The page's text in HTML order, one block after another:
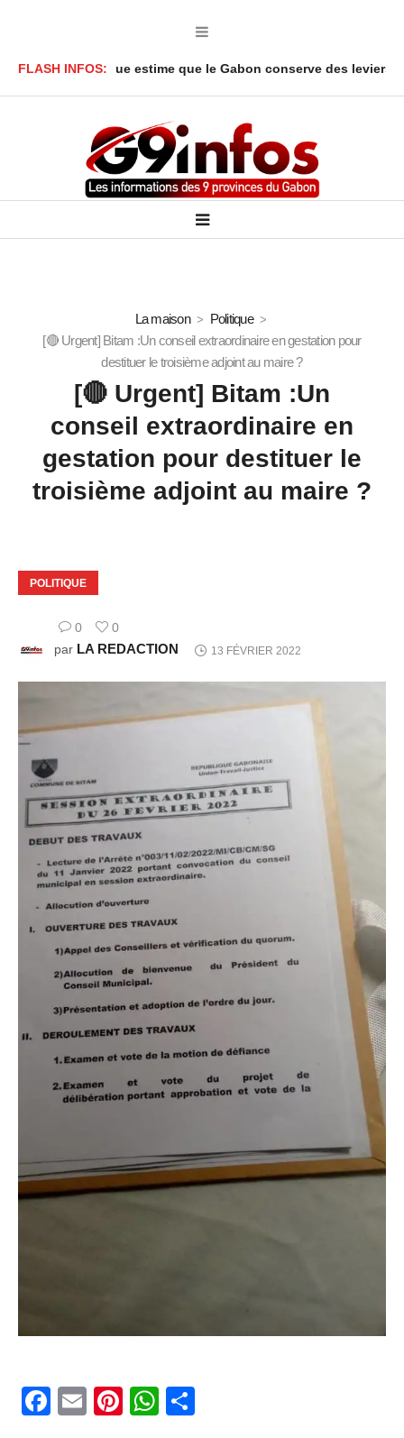
FLASH INFOS:
Y’Obegue estime que le Gabon conserve des leviers juridiques
La maison
Politique
[🔴 Urgent] Bitam :Un conseil extraordinaire en gestation pour
destituer le troisième adjoint au maire ?
[🔴 Urgent] Bitam :Un
conseil extraordinaire en
gestation pour destituer le
troisième adjoint au maire ?
POLITIQUE
0
0
par LA REDACTION 13 FÉVRIER 2022
Facebook
Email PinterestWhatsApp